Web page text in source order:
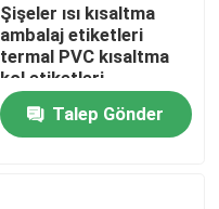
Şişeler ısı kısaltma
ambalaj etiketleri
termal PVC kısaltma
kol etiketleri
Talep Gönder